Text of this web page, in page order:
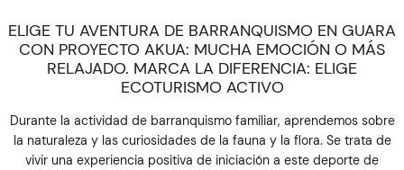
ELIGE TU AVENTURA DE BARRANQUISMO EN GUARA
CON PROYECTO AKUA: MUCHA EMOCIÓN O MÁS
RELAJADO. MARCA LA DIFERENCIA: ELIGE
ECOTURISMO ACTIVO
Durante la actividad de barranquismo familiar, aprendemos sobre
la naturaleza y las curiosidades de la fauna y la flora. Se trata de
vivir una experiencia positiva de iniciación a este deporte de